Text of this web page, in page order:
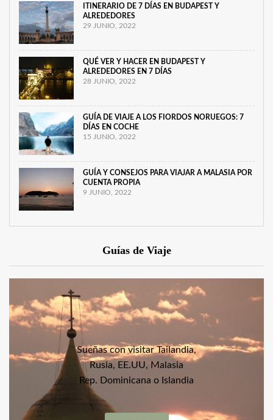
ITINERARIO DE 7 DÍAS EN BUDAPEST Y
ALREDEDORES
29 JUNIO, 2022
QUÉ VER Y HACER EN BUDAPEST Y
ALREDEDORES EN 7 DÍAS
28 JUNIO, 2022
GUÍA DE VIAJE A LOS FIORDOS NORUEGOS: 7
DÍAS EN COCHE
15 JUNIO, 2022
GUÍA Y CONSEJOS PARA VIAJAR A MALASIA POR
CUENTA PROPIA
9 JUNIO, 2022
Guías de Viaje
Sueñas con visitar Tailandia,
Rusia, EE.UU, Malasia
Rep. Dominicana o Islandia